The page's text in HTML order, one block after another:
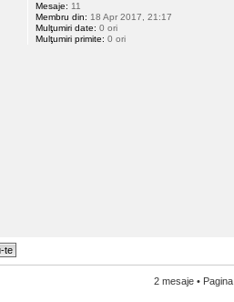
Mesaje: 11
Membru din: 18 Apr 2017, 21:17
Mulţumiri date: 0 ori
Mulţumiri primite: 0 ori
2 mesaje • Pagina